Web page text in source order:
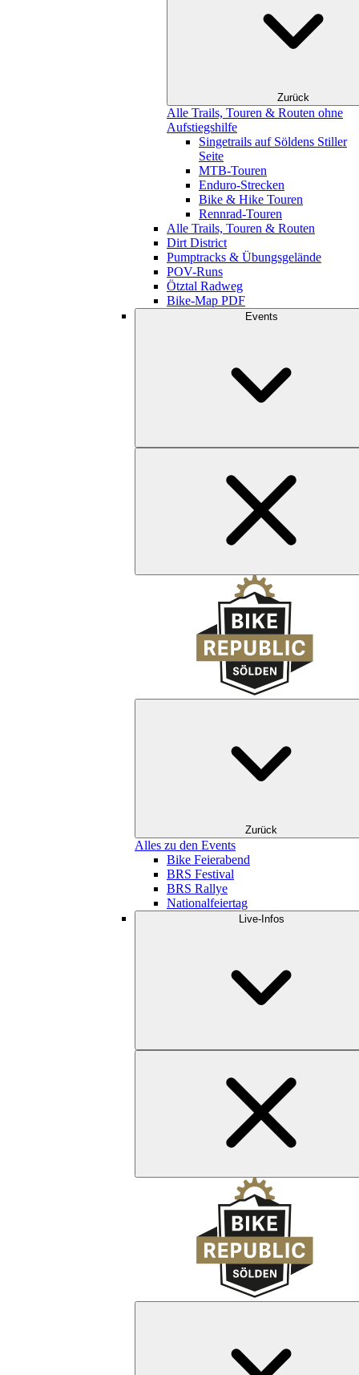
Zurück
Alle Trails, Touren & Routen ohne
Aufstiegshilfe
Singetrails auf Söldens Stiller
Seite
MTB-Touren
Enduro-Strecken
Bike & Hike Touren
Rennrad-Touren
Alle Trails, Touren & Routen
Dirt District
Pumptracks & Übungsgelände
POV-Runs
Ötztal Radweg
Bike-Map PDF
Events
Zurück
Alles zu den Events
Bike Feierabend
BRS Festival
BRS Rallye
Nationalfeiertag
Live-Infos